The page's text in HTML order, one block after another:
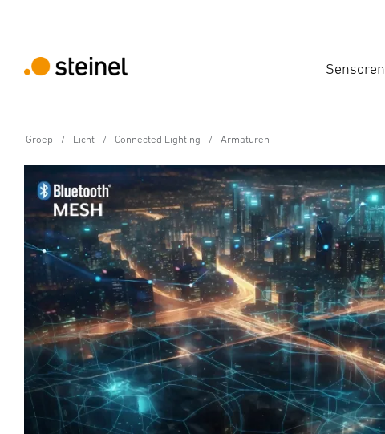
Sensoren
Groep Licht Connected Lighting Armaturen